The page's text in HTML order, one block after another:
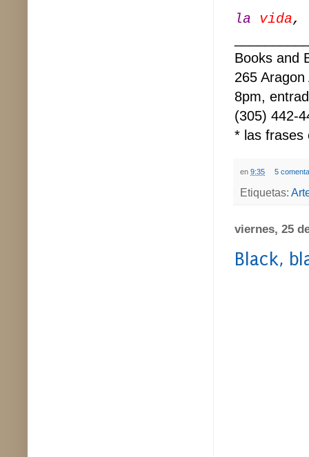
la vida,
Books and
265
8pm,
(305) 442-
* las frases
en 9:35 5
Etiquetas:
viernes, 25
Black,